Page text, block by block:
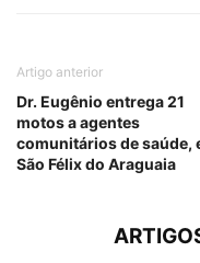
Artigo anterior
Dr. Eugênio entrega 21
motos a agentes
comunitários de saúde,
São Félix do Araguaia